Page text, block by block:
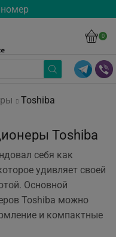
0
Toshiba
Toshiba
себя как
удивляет своей
Основной
Toshiba можно
и компактные